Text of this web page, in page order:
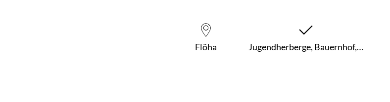
Flöha Jugendherberge, Bauernhof,…